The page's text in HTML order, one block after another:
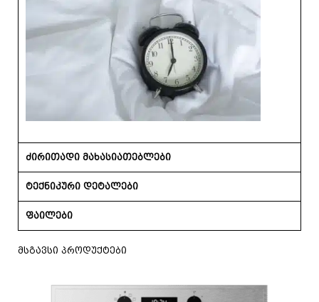
ძირითადი მახასიათებლები
ტექნიკური დეტალები
ფაილები
მსგავსი პროდუქტები